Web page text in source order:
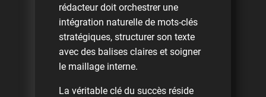
rédacteur doit orchestrer une
intégration naturelle de mots-clés
stratégiques, structurer son texte
avec des balises claires et soigner
le maillage interne.
La véritable clé du succès réside